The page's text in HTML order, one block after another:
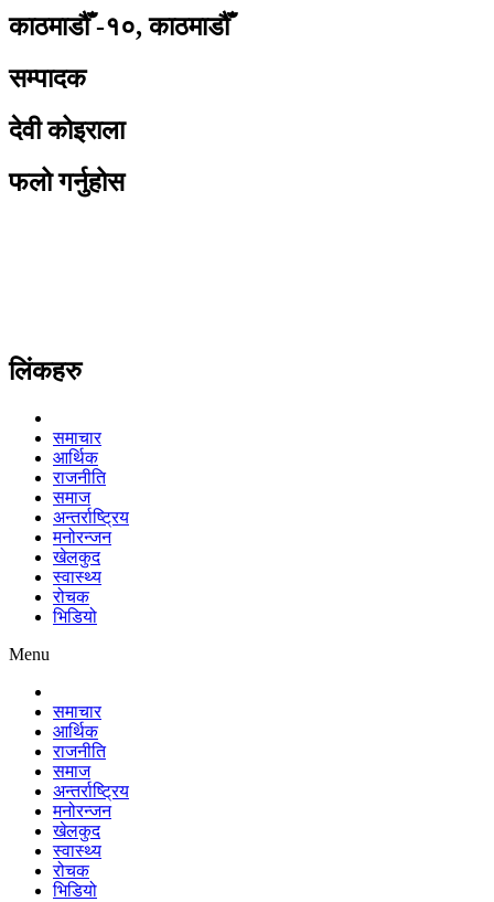
काठमाडौँ -१०, काठमाडौँ
सम्पादक
देवी कोइराला
फलो गर्नुहोस
लिंकहरु
समाचार
आर्थिक
राजनीति
समाज
अन्तर्राष्ट्रिय
मनोरन्जन
खेलकुद
स्वास्थ्य
रोचक
भिडियो
Menu
समाचार
आर्थिक
राजनीति
समाज
अन्तर्राष्ट्रिय
मनोरन्जन
खेलकुद
स्वास्थ्य
रोचक
भिडियो